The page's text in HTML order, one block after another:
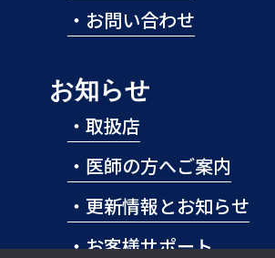
・ お問い合わせ
お知らせ
・ 取扱店
・ 医師の方へご案内
・ 更新情報とお知らせ
・お客様サポート